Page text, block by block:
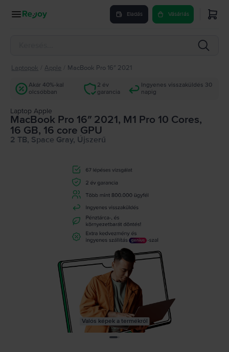
Eladás Vásárlás
Laptopok Apple MacBook Pro 16″ 2021
Akár 40%-kal
olcsóbban
2 év
garancia
Ingyenes visszaküldés 30
napig
Laptop Apple
MacBook Pro 16″ 2021, M1 Pro 10 Cores,
16 GB, 16 core GPU
2 TB, Space Gray, Újszerű
Valós képek a termékről